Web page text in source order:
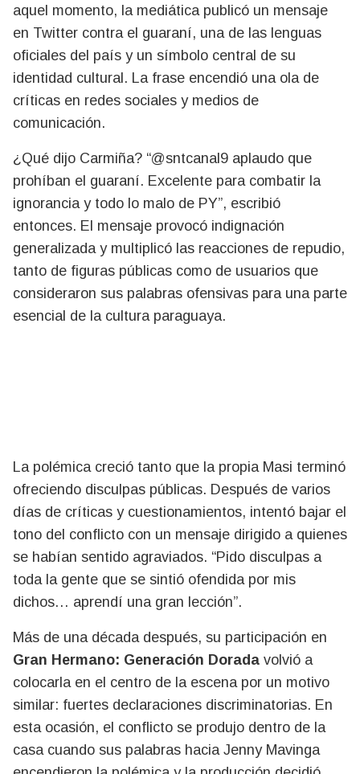
aquel momento, la mediática publicó un mensaje
en Twitter contra el guaraní, una de las lenguas
oficiales del país y un símbolo central de su
identidad cultural. La frase encendió una ola de
críticas en redes sociales y medios de
comunicación.
¿Qué dijo Carmiña? “@sntcanal9 aplaudo que
prohíban el guaraní. Excelente para combatir la
ignorancia y todo lo malo de PY”, escribió
entonces. El mensaje provocó indignación
generalizada y multiplicó las reacciones de repudio,
tanto de figuras públicas como de usuarios que
consideraron sus palabras ofensivas para una parte
esencial de la cultura paraguaya.
La polémica creció tanto que la propia Masi terminó
ofreciendo disculpas públicas. Después de varios
días de críticas y cuestionamientos, intentó bajar el
tono del conflicto con un mensaje dirigido a quienes
se habían sentido agraviados. “Pido disculpas a
toda la gente que se sintió ofendida por mis
dichos… aprendí una gran lección”.
Más de una década después, su participación en
Gran Hermano: Generación Dorada volvió a
colocarla en el centro de la escena por un motivo
similar: fuertes declaraciones discriminatorias. En
esta ocasión, el conflicto se produjo dentro de la
casa cuando sus palabras hacia Jenny Mavinga